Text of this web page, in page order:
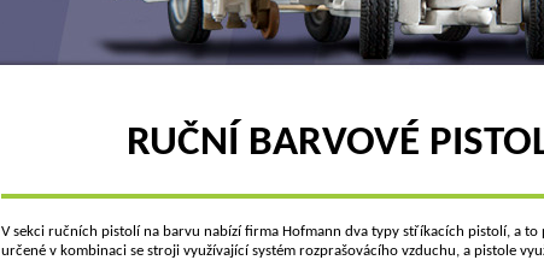
RUČNÍ BARVOVÉ
V sekci ručních pistolí na barvu nabízí firma Hofmann dva typy stříkacích pistolí, a
určené v kombinaci se stroji využívající systém rozprašovácího vzduchu, a pistole